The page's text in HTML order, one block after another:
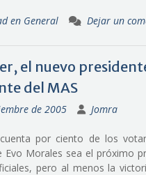
en General Dejar un
el nuevo
del MAS
de 2005 Jomra
por ciento de los
Evo Morales sea el próximo
pero al menos la